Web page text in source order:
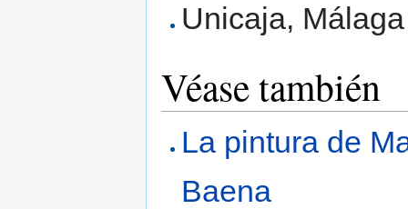
Unicaja, Málaga
Véase también
La pintura de
Baena